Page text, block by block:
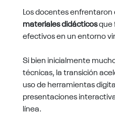
Los docentes
materiales didácticosque
efectivos en un entorno
Si bien inicialmente
técnicas, la transición
uso de herramientas
presentaciones
línea.